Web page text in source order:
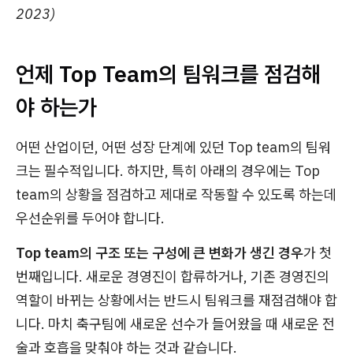
2023)
언제 Top Team의 팀워크를 점검해
야 하는가
어떤 산업이던, 어떤 성장 단계에 있던 Top team의 팀워
크는 필수적입니다. 하지만, 특히 아래의 경우에는 Top
team의 상황을 점검하고 제대로 작동할 수 있도록 하는데
우선순위를 두어야 합니다.
Top team의 구조 또는 구성에 큰 변화가 생긴 경우가 첫
번째입니다. 새로운 경영진이 합류하거나, 기존 경영진의
역할이 바뀌는 상황에서는 반드시 팀워크를 재점검해야 합
니다. 마치 축구팀에 새로운 선수가 들어왔을 때 새로운 전
술과 호흡을 맞춰야 하는 것과 같습니다.